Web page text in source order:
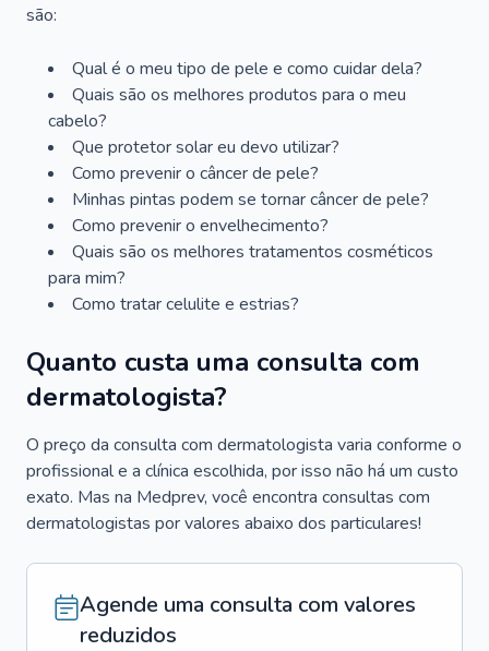
são:
Qual é o meu tipo de pele e como cuidar dela?
Quais são os melhores produtos para o meu
cabelo?
Que protetor solar eu devo utilizar?
Como prevenir o câncer de pele?
Minhas pintas podem se tornar câncer de pele?
Como prevenir o envelhecimento?
Quais são os melhores tratamentos cosméticos
para mim?
Como tratar celulite e estrias?
Quanto custa uma consulta com
dermatologista?
O preço da consulta com dermatologista varia conforme o
profissional e a clínica escolhida, por isso não há um custo
exato. Mas na Medprev, você encontra consultas com
dermatologistas por valores abaixo dos particulares!
Agende uma consulta com valores
reduzidos